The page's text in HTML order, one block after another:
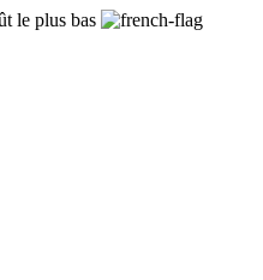
le plus bas